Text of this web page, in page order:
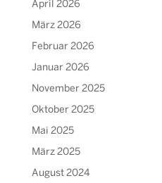
April 2026
März 2026
Februar 2026
Januar 2026
November 2025
Oktober 2025
Mai 2025
März 2025
August 2024